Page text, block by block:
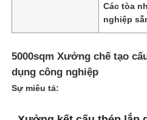
Các tòa
nghiệp
5000sqm Xưởng chế tạo
dụng công nghiệp
Sự miêu tả: